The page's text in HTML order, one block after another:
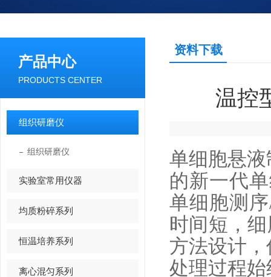
产品中心
PRODUCTS CENTER
组织研磨仪
组织研磨仪
实验室常用仪器
均质粉碎系列
恒温培养系列
离心混匀系列
资料下载
温控
单细胞悬
的新一代
单细胞测
时间短，
方法设计
处理过程